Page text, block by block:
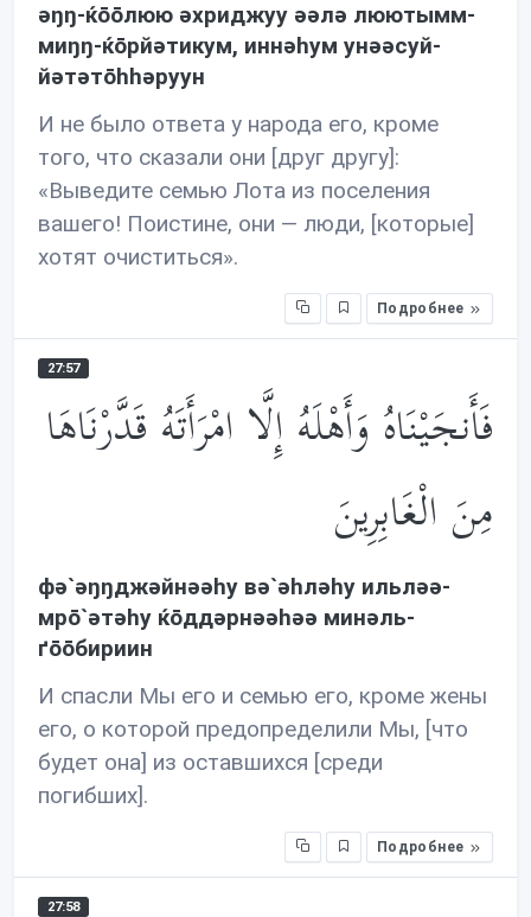
əŋŋ-ќōōлюю əхриджуу əəлə люютымм-
миŋŋ-ќōрйəтикум, иннəhум унəəсуй-
йəтəтōhhəруун
И не было ответа у народа его, кроме
того, что сказали они [друг другу]:
«Выведите семью Лота из поселения
вашего! Поистине, они — люди, [которые]
хотят очиститься».
Подробнее
27:57
فَأَنجَيْنَاهُ وَأَهْلَهُ إِلَّا امْرَأَتَهُ قَدَّرْنَاهَا
مِنَ الْغَابِرِينَ
фə`əŋŋджəйнəəhу вə`əhлəhу ильлəə-
мрō`əтəhу ќōддəрнəəhəə минəль-
ґōōбириин
И спасли Мы его и семью его, кроме жены
его, о которой предопределили Мы, [что
будет она] из оставшихся [среди
погибших].
Подробнее
27:58